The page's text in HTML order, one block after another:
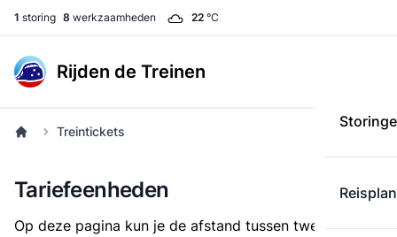
1 storing 8 werkzaamheden 22 °C
Rijden de Treinen
Treintickets
Tariefeenheden
Op deze pagina kun je de afstand tussen twee